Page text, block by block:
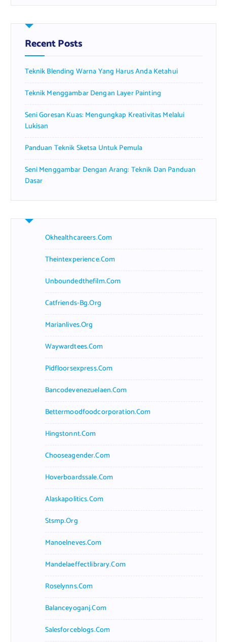
r
h
f
o
:
Recent Posts
Teknik Blending Warna Yang Harus Anda Ketahui
Teknik Menggambar Dengan Layer Painting
Seni Goresan Kuas: Mengungkap Kreativitas Melalui
Lukisan
Panduan Teknik Sketsa Untuk Pemula
Seni Menggambar Dengan Arang: Teknik Dan Panduan
Dasar
Okhealthcareers.com
Theintexperience.com
Unboundedthefilm.com
Catfriends-Bg.org
Marianlives.org
Waywardtees.com
Pidfloorsexpress.com
Bancodevenezuelaen.com
Bettermoodfoodcorporation.com
Hingstonnt.com
Chooseagender.com
Hoverboardssale.com
Alaskapolitics.com
Stsmp.org
Manoelneves.com
Mandelaeffectlibrary.com
Roselynns.com
Balanceyoganj.com
Salesforceblogs.com